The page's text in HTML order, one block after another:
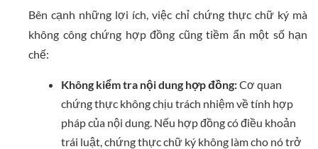
Bên cạnh những lợi ích, việc chỉ chứng thực chữ ký mà
không công chứng hợp đồng cũng tiềm ẩn một số hạn
chế:
Không kiểm tra nội dung hợp đồng:Cơ quan
chứng thực không chịu trách nhiệm về tính hợp
pháp của nội dung. Nếu hợp đồng có điều khoản
trái luật, chứng thực chữ ký không làm cho nó trở